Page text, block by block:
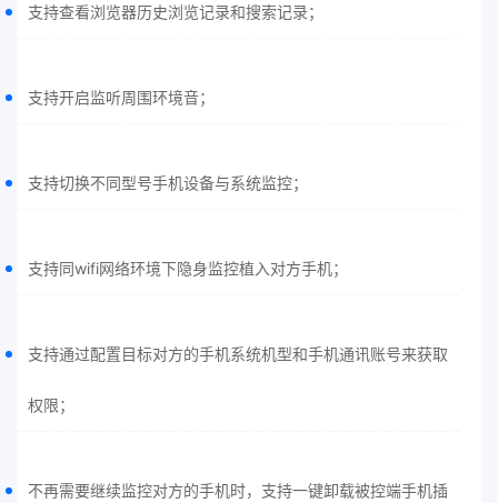
支持查看浏览器历史浏览记录和搜索记录；
支持开启监听周围环境音；
支持切换不同型号手机设备与系统监控；
支持同wifi网络环境下隐身监控植入对方手机；
支持通过配置目标对方的手机系统机型和手机通讯账号来获取
权限；
不再需要继续监控对方的手机时，支持一键卸载被控端手机插